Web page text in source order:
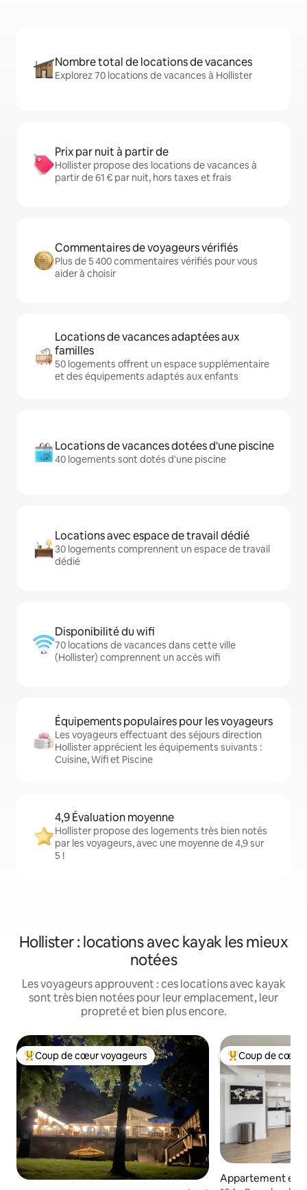
Nombre total de locations de vacances
Explorez 70 locations de vacances à Hollister
Prix par nuit à partir de
Hollister propose des locations de vacances à
partir de 61 € par nuit, hors taxes et frais
Commentaires de voyageurs vérifiés
Plus de 5 400 commentaires vérifiés pour vous
aider à choisir
Locations de vacances adaptées aux
familles
50 logements offrent un espace supplémentaire
et des équipements adaptés aux enfants
Locations de vacances dotées d'une piscine
40 logements sont dotés d'une piscine
Locations avec espace de travail dédié
30 logements comprennent un espace de travail
dédié
Disponibilité du wifi
70 locations de vacances dans cette ville
(Hollister) comprennent un accès wifi
Équipements populaires pour les voyageurs
Les voyageurs effectuant des séjours direction
Hollister apprécient les équipements suivants :
Cuisine, Wifi et Piscine
4,9 Évaluation moyenne
Hollister propose des logements très bien notés
par les voyageurs, avec une moyenne de 4,9 sur
5 !
Hollister : locations avec kayak les mieux
notées
Les voyageurs approuvent : ces locations avec kayak
sont très bien notées pour leur emplacement, leur
propreté et bien plus encore.
Coups de cœur voyageurs les plus appréciés
Coup de cœur voyageurs Coups de cœur
Coup de cœur
Appartement en